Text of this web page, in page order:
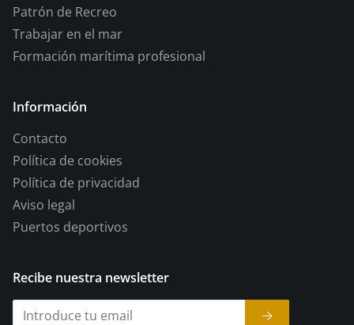
Patrón de Recreo
Trabajar en el mar
Formación marítima profesional
Información
Contacto
Política de cookies
Política de privacidad
Aviso legal
Puertos deportivos
Recibe nuestra newsletter